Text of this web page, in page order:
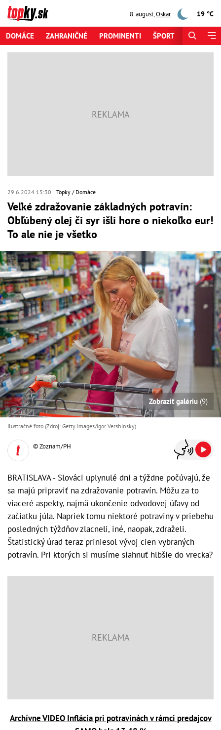
8. august,Oskar 19 °C
DOMÁCE ZAHRANIČNÉ PROMINENTI ŠPORT
29.6.2024 15:30 Topky Domáce
Veľké zdražovanie základných potravín:
Obľúbený olej či syr išli hore o niekoľko eur!
To ale nie je všetko
Zobraziť galériu (9)
Ilustračné foto (Zdroj: Getty Images/Igor Vershinsky)
© Zoznam/PH
BRATISLAVA - Slováci uplynulé dni a týždne počúvajú, že
sa majú pripraviť na zdražovanie potravín. Môžu za to
viaceré aspekty, najmä ukončenie odvodovej úľavy od
začiatku júla. Napriek tomu niektoré potraviny v priebehu
posledných týždňov zlacneli, iné, naopak, zdraželi.
Štatistický úrad teraz priniesol vývoj cien vybraných
potravín. Pri ktorých si musíme siahnuť hlbšie do vrecka?
Archívne VIDEO Inflácia pri potravinách v rámci predajcov